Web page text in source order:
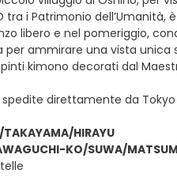
tra i Patrimonio
libero e nel pomeriggio,
ammirare una vista unica
kimono decorati dal
direttamente da
HIRAYU
KO/SUWA/